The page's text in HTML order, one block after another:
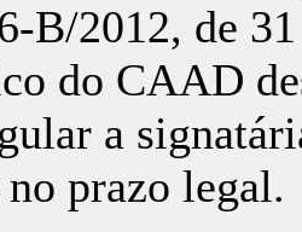
B/2012, de
do CAAD
a
prazo legal.